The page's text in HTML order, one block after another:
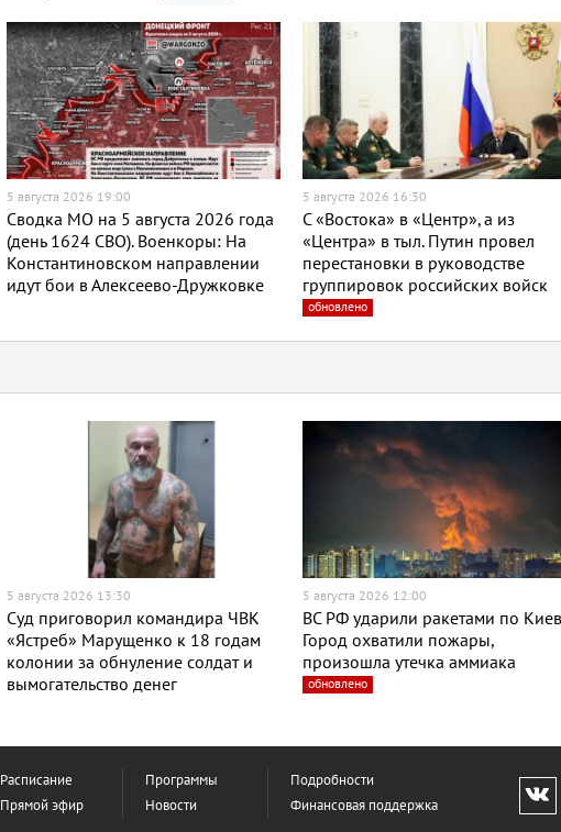
5 августа 2026 19:00
Сводка МО на 5 августа 2026 года
(день 1624 СВО). Военкоры: На
Константиновском направлении
идут бои в Алексеево-Дружковке
5 августа 2026 16:30
С «Востока» в «Центр», а из
«Центра» в тыл. Путин провел
перестановки в руководстве
группировок российских войск
обновлено
5 августа 2026 13:30
Суд приговорил командира ЧВК
«Ястреб» Марущенко к 18 годам
колонии за обнуление солдат и
вымогательство денег
5 августа 2026 12:00
ВС РФ ударили ракетами по
Город охватили пожары,
произошла утечка аммиака
обновлено
Расписание
Прямой эфир
Программы
Новости
Подробности
Финансовая поддержка